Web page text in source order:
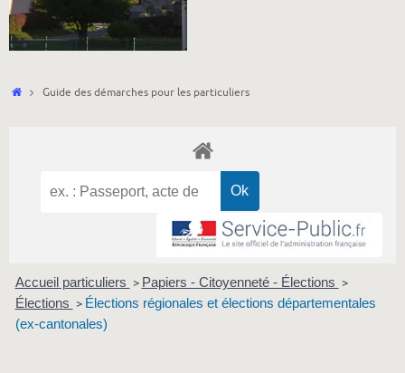
Accueil
Guide des démarches pour les particuliers
Accueil particuliers > Papiers - Citoyenneté - Élections >
Élections > Élections régionales et élections départementales
(ex-cantonales)